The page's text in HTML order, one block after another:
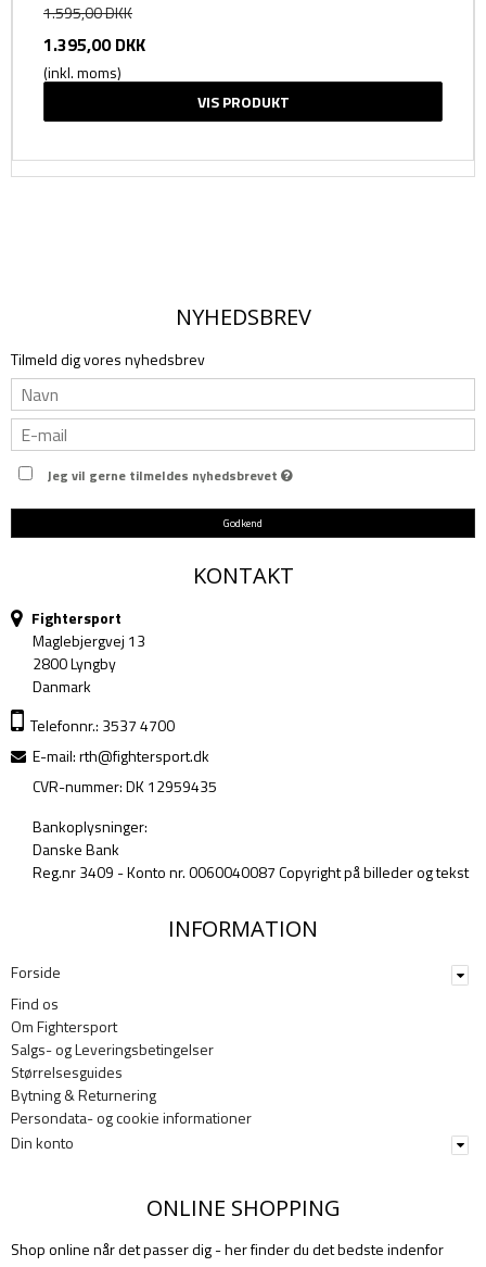
1.595,00 DKK
1.395,00 DKK
(inkl. moms)
VIS PRODUKT
NYHEDSBREV
Tilmeld dig vores nyhedsbrev
Jeg vil gerne tilmeldes nyhedsbrevet
Godkend
KONTAKT
Fightersport
Maglebjergvej 13
2800 Lyngby
Danmark
Telefonnr.: 3537 4700
E-mail:rth@fightersport.dk
CVR-nummer: DK 12959435
Bankoplysninger:
Danske Bank
Reg.nr 3409 - Konto nr. 0060040087 Copyright på billeder og tekst
INFORMATION
Forside
Find os
Om Fightersport
Salgs- og Leveringsbetingelser
Størrelsesguides
Bytning & Returnering
Persondata- og cookie informationer
Din konto
ONLINE SHOPPING
Shop online når det passer dig - her finder du det bedste indenfor